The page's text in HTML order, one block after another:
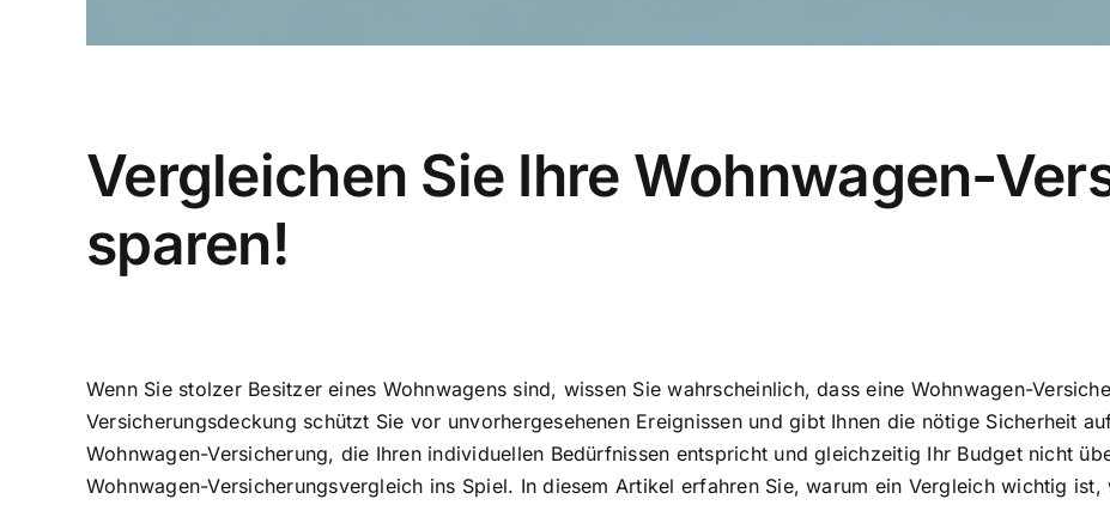
Vergleichen Sie Ihre Wohnwagen-
sparen!
Wenn Sie stolzer Besitzer eines Wohnwagens sind, wissen Sie wahrscheinlich, dass eine Wohnwagen-
Versicherungsdeckung schützt Sie vor unvorhergesehenen Ereignissen und gibt Ihnen die nötige Sicherheit
Wohnwagen-Versicherung, die Ihren individuellen Bedürfnissen entspricht und gleichzeitig Ihr Budget nicht
Wohnwagen-Versicherungsvergleich ins Spiel. In diesem Artikel erfahren Sie, warum ein Vergleich wichtig ist,